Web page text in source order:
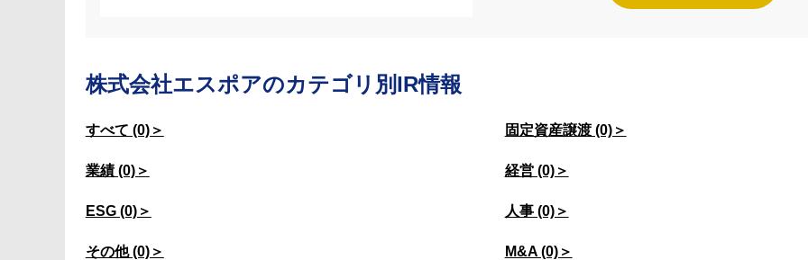
株式会社エスポアのカテゴリ別IR情報
すべて (0)＞ 固定資産譲渡 (0)＞
業績 (0)＞ 経営 (0)＞
ESG (0)＞ 人事 (0)＞
その他 (0)＞ M&A (0)＞